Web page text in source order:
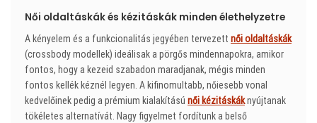
Női oldaltáskák és kézitáskák minden élethelyzetre
A kényelem és a funkcionalitás jegyében tervezett női oldaltáskák
(crossbody modellek) ideálisak a pörgős mindennapokra, amikor
fontos, hogy a kezeid szabadon maradjanak, mégis minden
fontos kellék kéznél legyen. A kifinomultabb, nőiesebb vonal
kedvelőinek pedig a prémium kialakítású női kézitáskáknyújtanak
tökéletes alternatívát. Nagy figyelmet fordítunk a belső